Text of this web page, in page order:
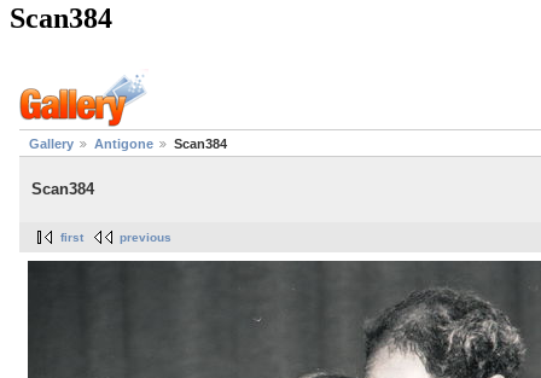
Scan384
Gallery Antigone Scan384
Scan384
first previous